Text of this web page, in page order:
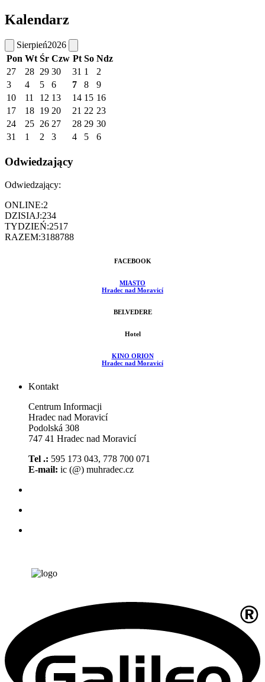
Kalendarz
Sierpień2026
Pon Wt Śr Czw Pt So Ndz
27
28 29 30 31 1
2
3
4 5 6 7 8
9
10
11 12 13 14 15 16
17
18 19 20 21 22 23
24
25 26 27 28 29 30
31
1 2 3 4 5 6
Odwiedzający
Odwiedzający:
ONLINE:2
DZISIAJ:234
TYDZIEŃ:2517
RAZEM:3188788
FACEBOOK
MIASTO
Hradec nad Moravicí
BELVEDERE
Hotel
KINO ORION
Hradec nad Moravicí
Kontakt
Centrum Informacji
Hradec nad Moravicí
Podolská 308
747 41 Hradec nad Moravicí
Tel .: 595 173 043, 778 700 071
E-mail: ic (@) muhradec.cz